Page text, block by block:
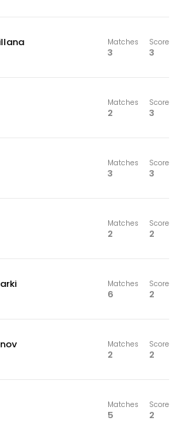
Matches
3
Score
3
Matches
2
Score
3
Matches
3
Score
3
Matches
2
Score
2
Matches
6
Score
2
Matches
2
Score
2
Matches
5
Score
2